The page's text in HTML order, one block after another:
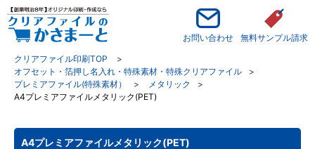
お問い合わせ
無料サンプル請求
クリアファイル印刷TOP
オフセット・箔押し名入れ・特殊素材・特殊クリアファイル
プレミアファイル(特殊素材）
メタリック
A4プレミアファイルメタリック(PET)
A4プレミアファイルメタリック(PET)